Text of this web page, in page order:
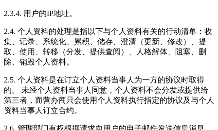
2.3.4. 用户的IP地址。
2.4. 个人资料的处理是指以下与个人资料有关的行动清单：收
集、记录、系统化、累积、储存、澄清（更新、修改）、提
取、使用、转移（分发、提供查阅）、人格解体、阻塞、删
除、销毁个人资料。
2.5. 个人资料是在订立个人资料当事人为一方的协议时取得
的。 未经个人资料当事人同意，个人资料不会分发或提供给
第三者，而营办商只会使用个人资料执行指定的协议及与个人
资料当事人订立合约。
2.6. 管理部门有权根据请求向用户的电子邮件发送信息消息。